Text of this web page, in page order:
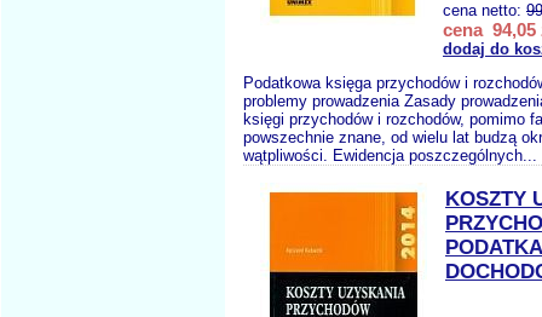
cena netto:
cena 94,05
dodaj do
Podatkowa księga przychodów i
problemy prowadzenia Zasady
księgi przychodów i rozchodów, pomimo
powszechnie znane, od wielu lat budzą
wątpliwości. Ewidencja poszczególnych...
KOSZTY